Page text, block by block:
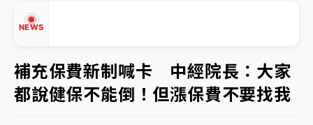
NEWS
中颱白海豚環流掠北海！今明防劇烈降雨 東部高溫飆
38度
周末精選｜ 慈濟遭詐10億完整始末曝！律師掮客大玩兩
面手法 郭台銘、蔡英文成關鍵
本周爆款短影音｜ 柯文哲帶電子手鐶拄拐杖現身／周玉
補充保費新制喊卡 中經院長：大家
都說健保不能倒！但漲保費不要找我